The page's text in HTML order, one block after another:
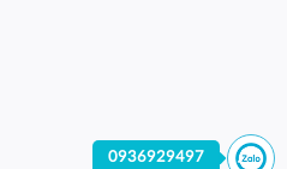
0936929497